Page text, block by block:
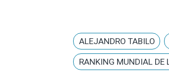
ALEJANDRO TABILO
RANKING MUNDIAL DE